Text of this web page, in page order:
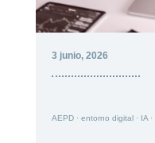
3 junio, 2026
AEPD· entorno digital· IA·